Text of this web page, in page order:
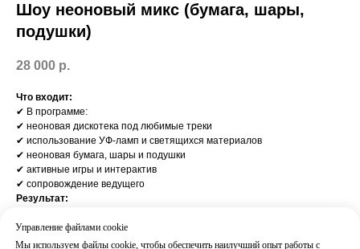
Шоу неоновый микс (бумага, шары,
подушки)
28 000 р.
Что входит:
✔ В программе:
✔ неоновая дискотека под любимые треки
✔ использование УФ-ламп и светящихся материалов
✔ неоновая бумага, шары и подушки
✔ активные игры и интерактив
✔ сопровождение ведущего
Результат:
Часто добавляют:
Мини-диско / Бумажное шоу / Блогер пати
Управление файлами cookie
Мы используем файлы cookie, чтобы обеспечить наилучший опыт работы с